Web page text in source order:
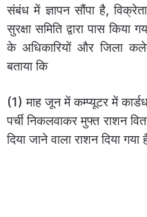
संबंध में ज्ञापन सौंपा है,
सुरक्षा समिति द्वारा पास
के अधिकारियों और जिला
बताया कि
(1) माह जून में कम्प्यूटर में
पर्ची निकलवाकर मुफ्त राशन
दिया जाने वाला राशन दिया गया